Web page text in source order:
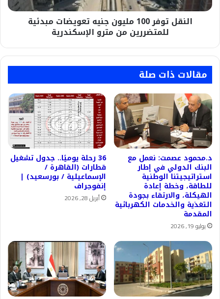
للمتضررين
النقل توفر ​100 مليون جنيه تعويضات مبدئية
للمتضررين من مترو الإسكندرية
مقالات ذات صلة
د.محمود عصمت: نعمل مع
البنك الدولي في إطار
استراتيجيتنا الوطنية
للطاقة، وخطة إعادة
الهيكلة، والارتقاء بجودة
التغذية والخدمات الكهربائية
المقدمة
يوليو 19, 2026
36 رحلة يوميًا.. جدول تشغيل
قطارات (القاهرة /
الإسماعيلية / بورسعيد) |
إنفوجراف
أبريل 28, 2026